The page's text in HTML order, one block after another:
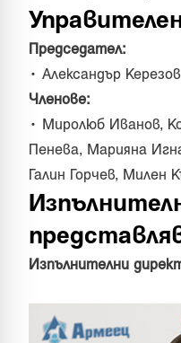
Председател:
• Александър Керезов
Членове:
• Миролюб Иванов,
Пенева, Марияна
Галин Горчев, Милен
Изпълнителни